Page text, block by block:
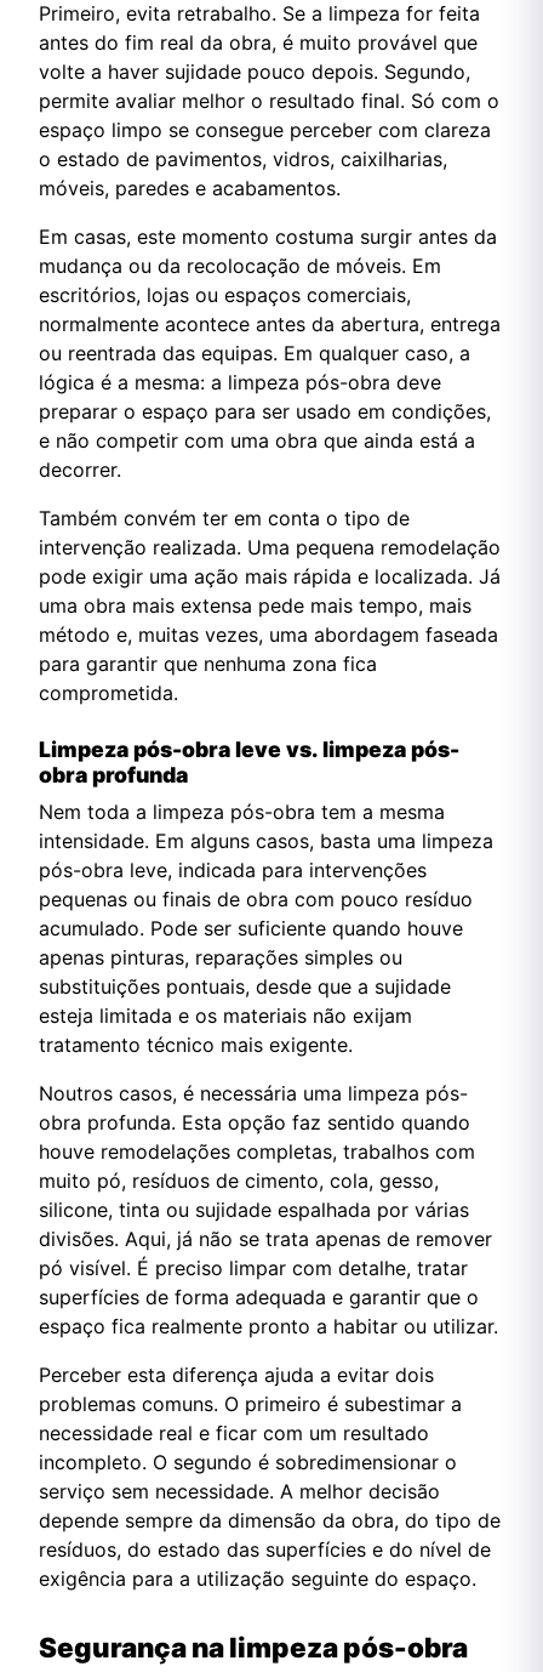
Primeiro, evita retrabalho. Se a limpeza for feita
antes do fim real da obra, é muito provável que
volte a haver sujidade pouco depois. Segundo,
permite avaliar melhor o resultado final. Só com o
espaço limpo se consegue perceber com clareza
o estado de pavimentos, vidros, caixilharias,
móveis, paredes e acabamentos.
Em casas, este momento costuma surgir antes da
mudança ou da recolocação de móveis. Em
escritórios, lojas ou espaços comerciais,
normalmente acontece antes da abertura, entrega
ou reentrada das equipas. Em qualquer caso, a
lógica é a mesma: a limpeza pós-obra deve
preparar o espaço para ser usado em condições,
e não competir com uma obra que ainda está a
decorrer.
Também convém ter em conta o tipo de
intervenção realizada. Uma pequena remodelação
pode exigir uma ação mais rápida e localizada. Já
uma obra mais extensa pede mais tempo, mais
método e, muitas vezes, uma abordagem faseada
para garantir que nenhuma zona fica
comprometida.
Limpeza pós-obra leve vs. limpeza pós-
obra profunda
Nem toda a limpeza pós-obra tem a mesma
intensidade. Em alguns casos, basta uma limpeza
pós-obra leve, indicada para intervenções
pequenas ou finais de obra com pouco resíduo
acumulado. Pode ser suficiente quando houve
apenas pinturas, reparações simples ou
substituições pontuais, desde que a sujidade
esteja limitada e os materiais não exijam
tratamento técnico mais exigente.
Noutros casos, é necessária uma limpeza pós-
obra profunda. Esta opção faz sentido quando
houve remodelações completas, trabalhos com
muito pó, resíduos de cimento, cola, gesso,
silicone, tinta ou sujidade espalhada por várias
divisões. Aqui, já não se trata apenas de remover
pó visível. É preciso limpar com detalhe, tratar
superfícies de forma adequada e garantir que o
espaço fica realmente pronto a habitar ou utilizar.
Perceber esta diferença ajuda a evitar dois
problemas comuns. O primeiro é subestimar a
necessidade real e ficar com um resultado
incompleto. O segundo é sobredimensionar o
serviço sem necessidade. A melhor decisão
depende sempre da dimensão da obra, do tipo de
resíduos, do estado das superfícies e do nível de
exigência para a utilização seguinte do espaço.
Segurança na limpeza pós-obra